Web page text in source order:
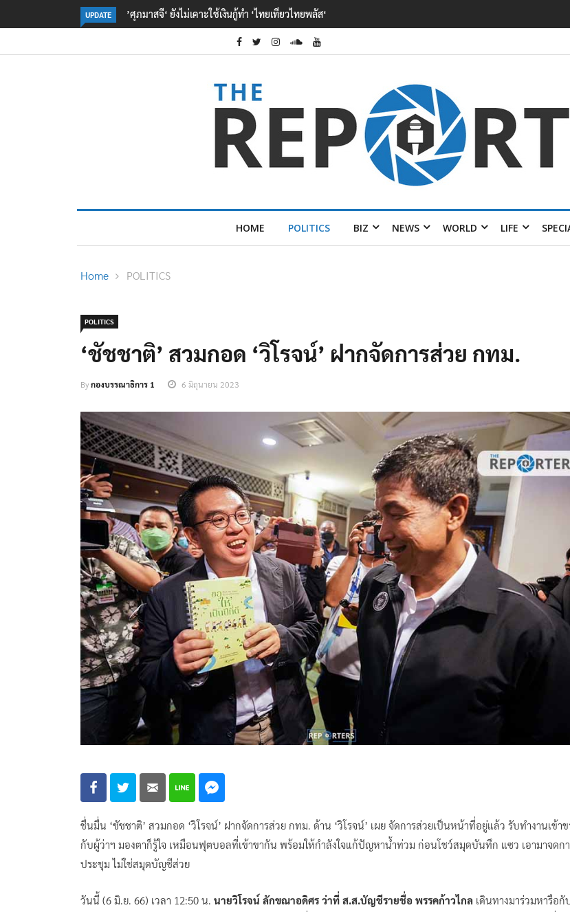
UPDATE ‘รักชนก‘ ย้ำ ปชน. จุดยืนเดิมตามคำสัญญาในการหาเสียงเลือกตั้ง
HOME POLITICS BIZ NEWS WORLD LIFE
Home POLITICS
POLITICS
‘ชัชชาติ’ สวมกอด ‘วิโรจน์’ ฝากจัดการส่วย กทม.
Byกองบรรณาธิการ 1 6 มิถุนายน 2023
ชื่นมื่น ‘ชัชชาติ’ สวมกอด ‘วิโรจน์’ ฝากจัดการส่วย กทม. ด้าน ‘วิโรจน์’ เผย จัดการส่วยเป็นหน้าที่อยู่แล้ว รับทำงานเข้าข
กับผู้ว่าฯ มองตาก็รู้ใจ เหมือนฟุตบอลที่เข้าขากัน พร้อมให้กำลังใจแก้ปัญหาน้ำท่วม ก่อนโชว์สมุดบันทึก แซว เอามาจดก
ประชุม ไม่ใช่สมุดบัญชีส่วย
วันนี้ (6 มิ.ย. 66) เวลา 12:50 น. นายวิโรจน์ ลักขณาอดิศร ว่าที่ ส.ส.บัญชีรายชื่อ พรรคก้าวไกล เดินทางมาร่วมหารือกั